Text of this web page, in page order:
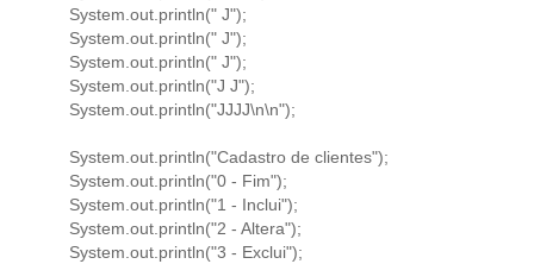
System.out.println(" J");
System.out.println(" J");
System.out.println(" J");
System.out.println("J J");
System.out.println("JJJJ\n\n");
System.out.println("Cadastro de clientes");
System.out.println("0 - Fim");
System.out.println("1 - Inclui");
System.out.println("2 - Altera");
System.out.println("3 - Exclui");